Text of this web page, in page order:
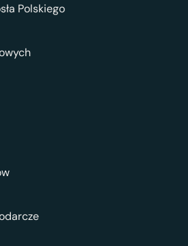
Polskiego